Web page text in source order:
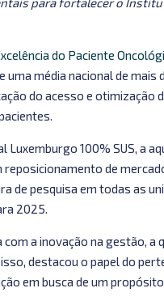
do Paciente
média nacional de mais
do acesso e otimização
100% SUS, a
de
de pesquisa em todas as
2025.
a inovação na gestão, a
destacou o papel do
em busca de um